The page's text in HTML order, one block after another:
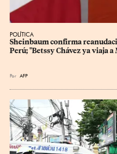
POLÍTICA
Sheinbaum confirma
Perú; "Betssy Chávez ya viaja a
Por AFP